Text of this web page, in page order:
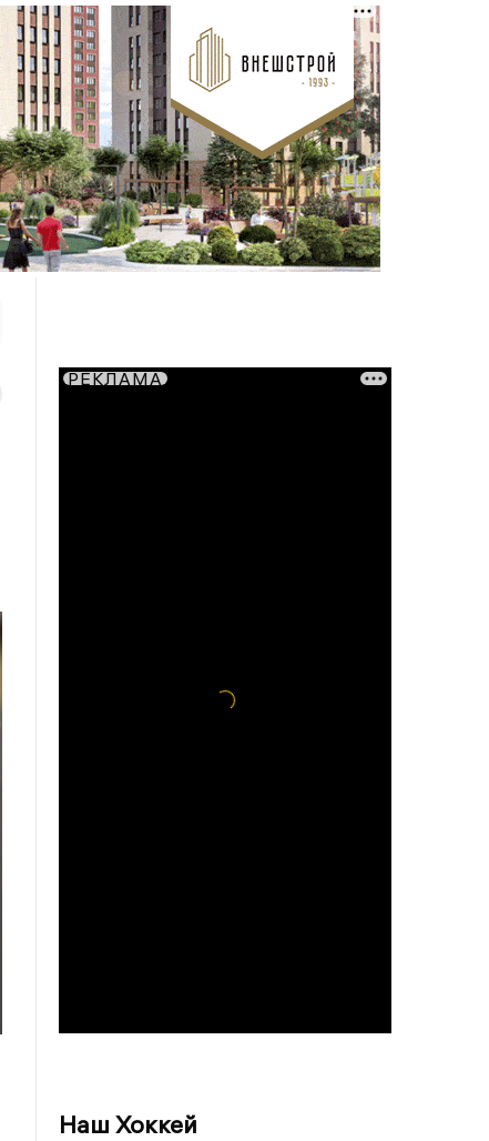
РЕКЛАМА
Наш Хоккей